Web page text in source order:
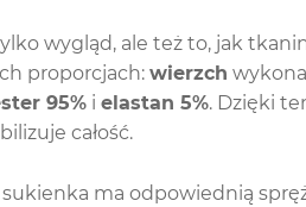
wygląd, ale też to, jak
proporcjach: wierzch
95% i elastan 5%. Dzięki
całość.
sukienka ma odpowiednią